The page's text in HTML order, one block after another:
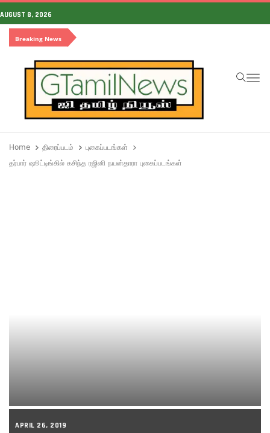
AUGUST 8, 2026
Breaking News
Home திரைப்படம்
புகைப்படங்கள்
தர்பார் ஷூட்டிங்கில் கசிந்த ரஜினி நயன்தாரா புகைப்படங்கள்
APRIL 26, 2019